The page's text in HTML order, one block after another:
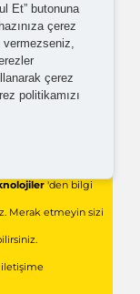
'den bilgi
Merak etmeyin sizi
Et” butonuna
çerez
vermezseniz,
çerez
politikamızı